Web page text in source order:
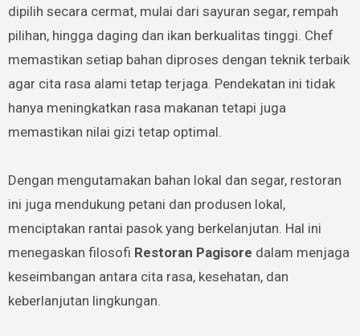
dipilih secara cermat, mulai dari sayuran segar, rempah
pilihan, hingga daging dan ikan berkualitas tinggi. Chef
memastikan setiap bahan diproses dengan teknik terbaik
agar cita rasa alami tetap terjaga. Pendekatan ini tidak
hanya meningkatkan rasa makanan tetapi juga
memastikan nilai gizi tetap optimal.
Dengan mengutamakan bahan lokal dan segar, restoran
ini juga mendukung petani dan produsen lokal,
menciptakan rantai pasok yang berkelanjutan. Hal ini
menegaskan filosofi Restoran Pagisore dalam menjaga
keseimbangan antara cita rasa, kesehatan, dan
keberlanjutan lingkungan.